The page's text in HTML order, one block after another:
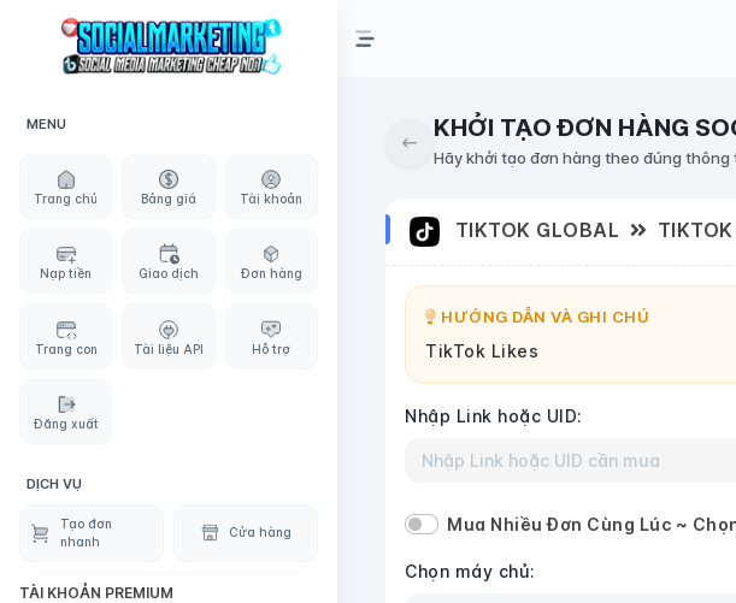
MENU
Trang chủ Bảng giá Tài khoản
Nạp tiền Giao dịch Đơn hàng
Trang con Tài liệu API Hỗ trợ
Đăng xuất
DỊCH VỤ
Tạo đơn
nhanh
Cửa hàng
TÀI KHOẢN PREMIUM
KHỞI TẠO ĐƠN HÀNG
Hãy khởi tạo đơn hàng theo đúng
TIKTOK GLOBAL
HƯỚNG DẪN VÀ GHI CHÚ
TikTok Likes
Nhập Link hoặc UID:
Mua Nhiều Đơn Cùng Lúc ~
Chọn máy chủ: